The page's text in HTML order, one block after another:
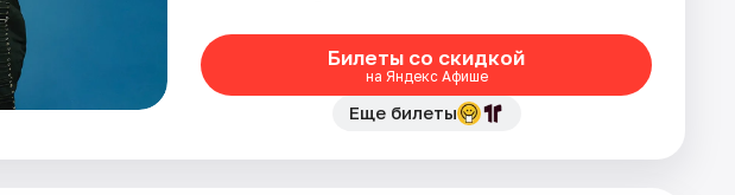
Билеты со скидкой
на Яндекс Афише
Еще билеты